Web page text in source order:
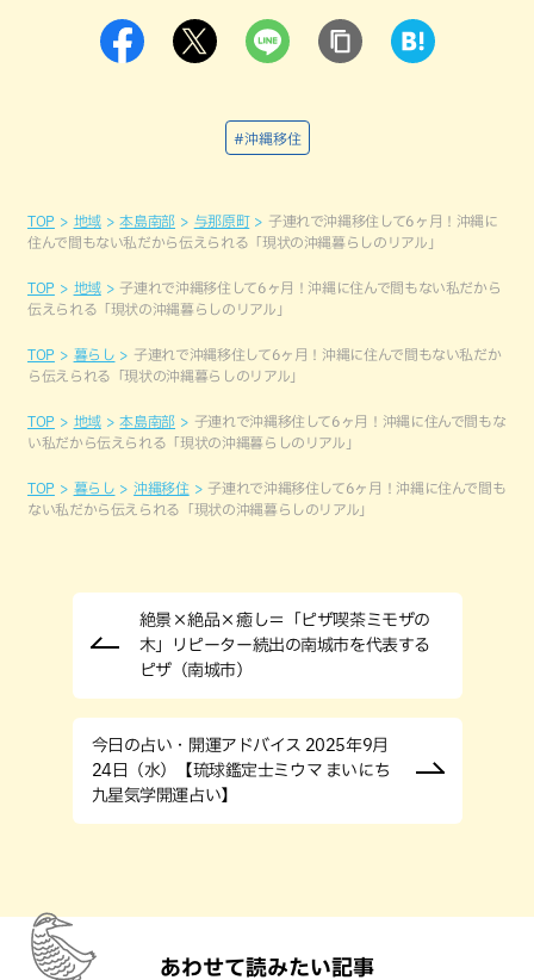
#沖縄移住
TOP 地域 本島南部 与那原町
子連れで沖縄移住して6ヶ月！沖縄に
住んで間もない私だから伝えられる「現状の沖縄暮らしのリアル」
TOP 地域
子連れで沖縄移住して6ヶ月！沖縄に住んで間もない私だから
伝えられる「現状の沖縄暮らしのリアル」
TOP 暮らし
子連れで沖縄移住して6ヶ月！沖縄に住んで間もない私だか
ら伝えられる「現状の沖縄暮らしのリアル」
TOP 地域 本島南部
子連れで沖縄移住して6ヶ月！沖縄に住んで間もな
い私だから伝えられる「現状の沖縄暮らしのリアル」
TOP 暮らし 沖縄移住
子連れで沖縄移住して6ヶ月！沖縄に住んで間も
ない私だから伝えられる「現状の沖縄暮らしのリアル」
絶景×絶品×癒し＝「ピザ喫茶ミモザの
木」リピーター続出の南城市を代表する
ピザ（南城市）
今日の占い・開運アドバイス 2025年9月
24日（水）【琉球鑑定士ミウマ まいにち
九星気学開運占い】
あわせて読みたい記事